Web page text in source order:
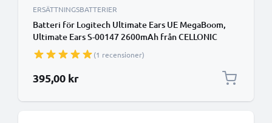
ERSÄTTNINGSBATTERIER
Batteri för Logitech Ultimate Ears UE MegaBoom,
Ultimate Ears S-00147 2600mAh från CELLONIC
(1 recensioner)
395,00 kr